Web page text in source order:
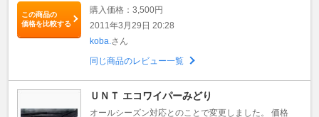
この商品の
価格を比較する
購入価格：3,500円
2011年3月29日 20:28
koba. さん
同じ商品のレビュー一覧
ＵＮＴ エコワイパーみどり
オールシーズン対応とのことで変更しました。 価格